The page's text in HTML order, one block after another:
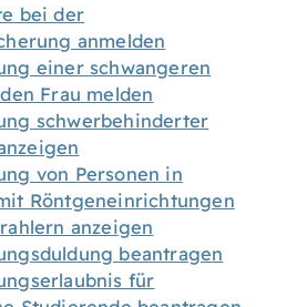
bei der
anmelden
einer schwangeren
Frau melden
schwerbehinderter
von Personen in
Röntgeneinrichtungen
anzeigen
beantragen
für